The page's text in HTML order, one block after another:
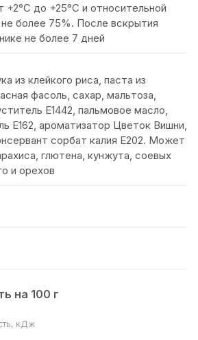
+2°С до +25°С и относительной
более 75%. После вскрытия
не более 7 дней
из клейкого риса, паста из
фасоль, сахар, мальтоза,
Е1442, пальмовое масло,
Е162, ароматизатор Цветок Вишни,
сорбат калия E202. Может
глютена, кунжута, соевых
и орехов
на 100 г
кДж